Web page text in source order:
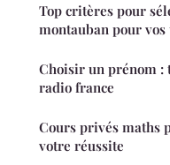
Top critères pour
montauban pour
Choisir un prénom :
radio france
Cours privés maths
votre réussite